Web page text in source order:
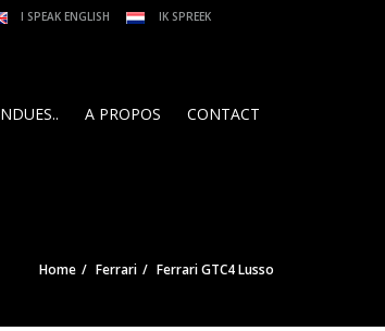
I SPEAK ENGLISH IK SPREEK
A PROPOS CONTACT
Home Ferrari Ferrari GTC4 Lusso